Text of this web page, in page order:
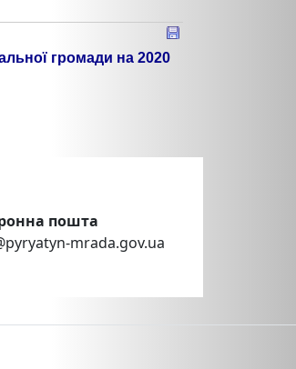
громади на 2020
пошта
mrada.gov.ua